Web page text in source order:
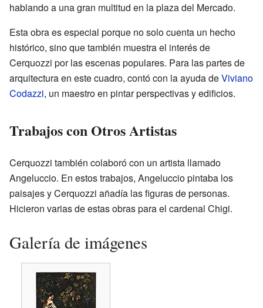
hablando a una gran multitud en la plaza del Mercado.
Esta obra es especial porque no solo cuenta un hecho
histórico, sino que también muestra el interés de
Cerquozzi por las escenas populares. Para las partes de
arquitectura en este cuadro, contó con la ayuda deViviano
Codazzi, un maestro en pintar perspectivas y edificios.
Trabajos con Otros Artistas
Cerquozzi también colaboró con un artista llamado
Angeluccio. En estos trabajos, Angeluccio pintaba los
paisajes y Cerquozzi añadía las figuras de personas.
Hicieron varias de estas obras para el cardenal Chigi.
Galería de imágenes